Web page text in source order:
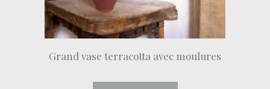
Grand vase terracotta avec moulures